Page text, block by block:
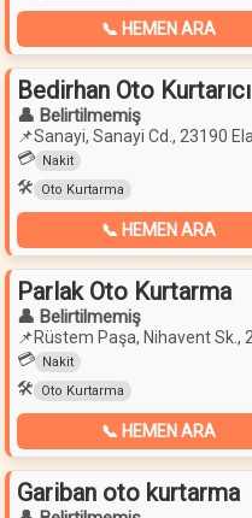
📞 HEMEN ARA
Bedirhan Oto Kurtarıcı
👤 Belirtilmemiş
📌Sanayi, Sanayi Cd., 23190
💳 Nakit
🛠️ Oto Kurtarma
📞 HEMEN ARA
Parlak Oto Kurtarma
👤 Belirtilmemiş
📌Rüstem Paşa, Nihavent Sk.,
💳 Nakit
🛠️ Oto Kurtarma
📞 HEMEN ARA
Gariban oto kurtarma